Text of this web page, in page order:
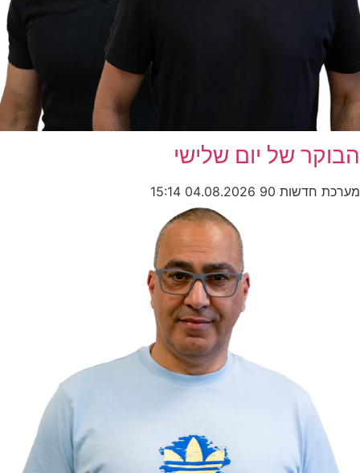
הבוקר של יום שלישי
מערכת חדשות 90 04.08.2026
15:14